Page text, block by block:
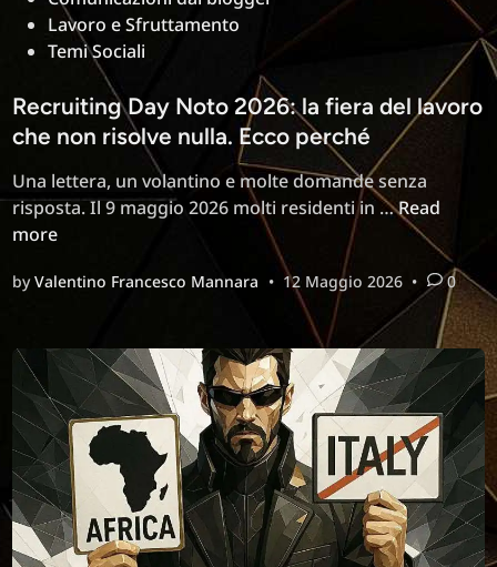
Lavoro e Sfruttamento
Temi Sociali
Recruiting Day Noto 2026: la fiera del lavoro
che non risolve nulla. Ecco perché
Una lettera, un volantino e molte domande senza
risposta. Il 9 maggio 2026 molti residenti in …Recruiting
Day
Noto
2026:
la
fiera
del
lavoro
che
non
risolve
nulla.
Ecco
perché
Read
more
byValentino Francesco Mannara • 12 Maggio 2026 • 0